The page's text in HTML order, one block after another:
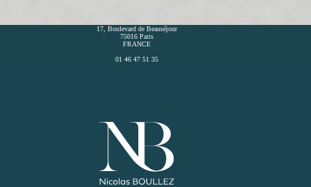
17, Boulevard de Beauséjour
75016 Paris
FRANCE
01 46 47 51 35